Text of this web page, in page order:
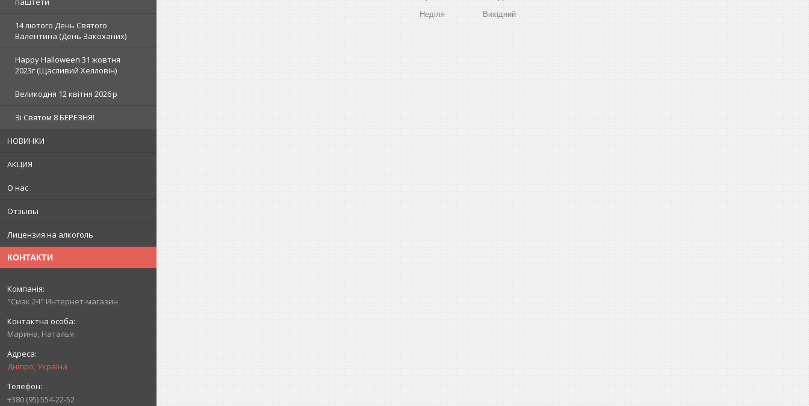
14 лютого День Святого
Валентина (День Закоханих)
Happy Halloween 31 жовтня
2023г (Щасливий Хелловін)
Великодня 12 квітня 2026 р
Зi Святом 8 БЕРЕЗНЯ!
НОВИНКИ
АКЦИЯ
О нас
Отзывы
Лицензия на алкоголь
КОНТАКТИ
"Смак 24" Интернет-магазин
Марина, Наталья
Дніпро, Україна
+380 (95) 554-22-52
Неділя
Вихідний